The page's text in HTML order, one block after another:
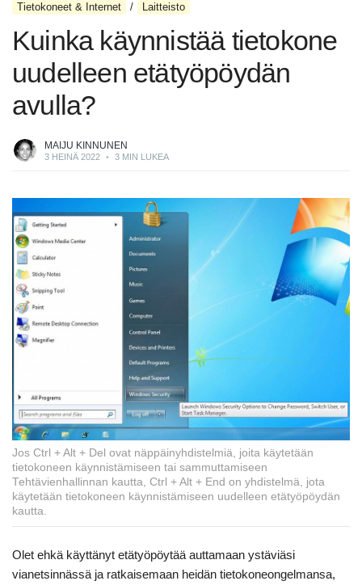
Tietokoneet & Internet Laitteisto
Kuinka käynnistää tietokone
uudelleen etätyöpöydän
avulla?
MAIJU KINNUNEN
3 HEINÄ 2022 • 3 MIN LUKEA
Jos Ctrl + Alt + Del ovat näppäinyhdistelmiä, joita käytetään
tietokoneen käynnistämiseen tai sammuttamiseen
Tehtävienhallinnan kautta, Ctrl + Alt + End on yhdistelmä, jota
käytetään tietokoneen käynnistämiseen uudelleen etätyöpöydän
kautta.
Olet ehkä käyttänyt etätyöpöytää auttamaan ystäviäsi
vianetsinnässä ja ratkaisemaan heidän tietokoneongelmansa,